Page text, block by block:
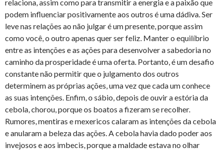
relaciona, assim como para transmitir a energia e a paixão que
podem influenciar positivamente aos outros é uma dádiva. Ser
leve nas relações ao não julgar é um presente, porque assim
como você, o outro apenas quer ser feliz. Manter o equilíbrio
entre as intenções e as ações para desenvolver a sabedoria no
caminho da prosperidade é uma oferta. Portanto, é um desafio
constante não permitir que o julgamento dos outros
determinem as próprias ações, uma vez que cada um conhece
as suas intenções. Enfim, o sábio, depois de ouvir a estória da
cebola, chorou, porque os boatos a fizeram se recolher.
Rumores, mentiras e mexericos calaram as intenções da cebola
e anularam a beleza das ações. A cebola havia dado poder aos
invejosos e aos imbecis, porque a maldade estava no olhar